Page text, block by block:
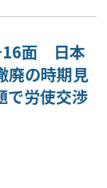
16面 日本
廃の時期見
で労使交渉